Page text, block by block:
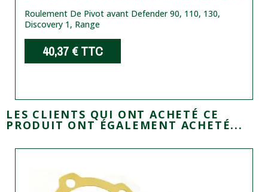
Roulement De Pivot avant Defender 90, 110, 130,
Discovery 1, Range
40,37 €TTC
LES CLIENTS QUI ONT ACHETÉ CE
PRODUIT ONT ÉGALEMENT ACHETÉ...